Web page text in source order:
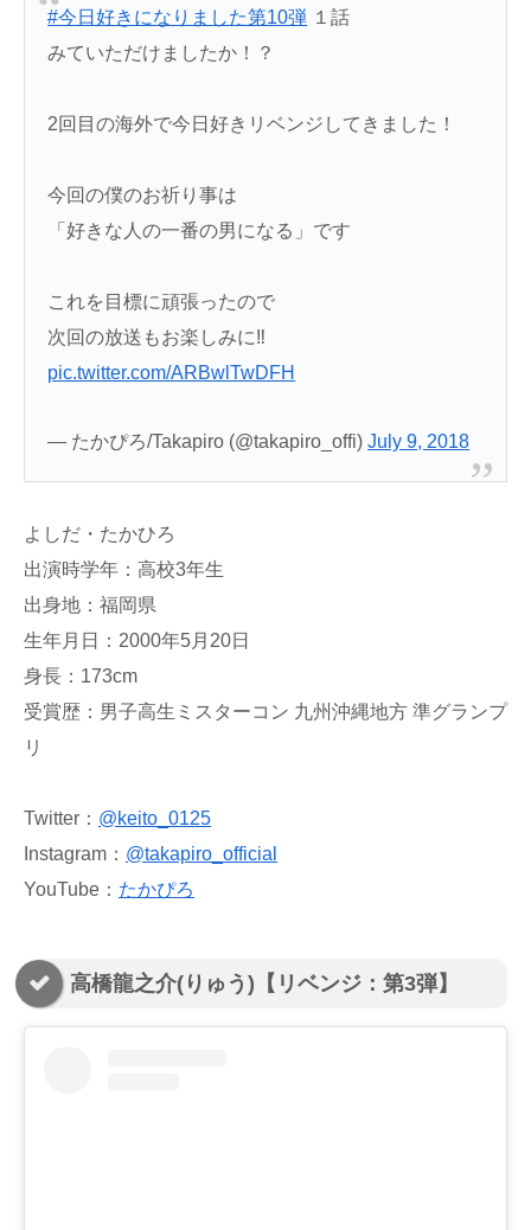
#今日好きになりました第10弾 １話
みていただけましたか！？
2回目の海外で今日好きリベンジしてきました！
今回の僕のお祈り事は
「好きな人の一番の男になる」です
これを目標に頑張ったので
次回の放送もお楽しみに‼️
pic.twitter.com/ARBwlTwDFH
— たかぴろ/Takapiro (@takapiro_offi)July 9, 2018
よしだ・たかひろ
出演時学年：高校3年生
出身地：福岡県
生年月日：2000年5月20日
身長：173cm
受賞歴：男子高生ミスターコン 九州沖縄地方 準グランプ
リ
Twitter： @keito_0125
Instagram： @takapiro_official
YouTube： たかぴろ
高橋龍之介(りゅう)【リベンジ：第3弾】